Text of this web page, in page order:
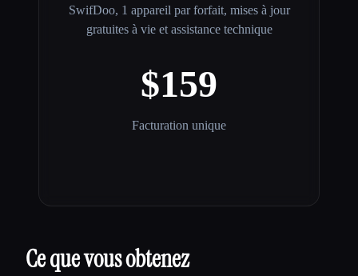
SwifDoo, 1 appareil par forfait, mises à jour
gratuites à vie et assistance technique
$159
Facturation unique
Ce que vous obtenez